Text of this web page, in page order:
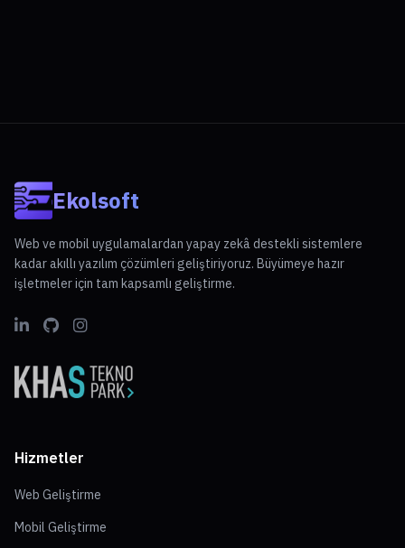
Ekolsoft
Web ve mobil uygulamalardan yapay zekâ destekli sistemlere
kadar akıllı yazılım çözümleri geliştiriyoruz. Büyümeye hazır
işletmeler için tam kapsamlı geliştirme.
Hizmetler
Web Geliştirme
Mobil Geliştirme